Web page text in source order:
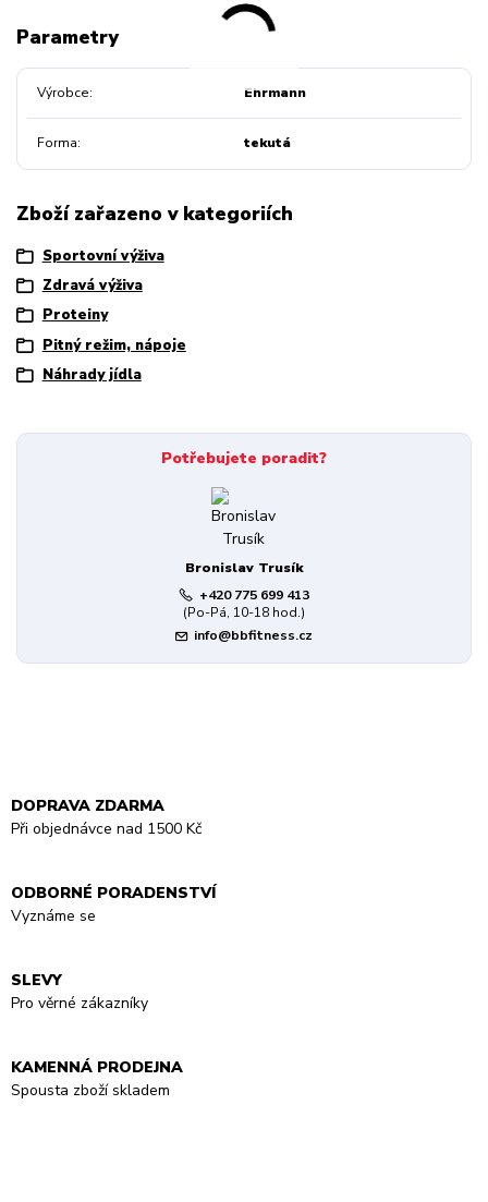
Parametry
Výrobce Ehrmann
Forma tekutá
Zboží zařazeno v kategoriích
Sportovní výživa
Zdravá výživa
Proteiny
Pitný režim, nápoje
Náhrady jídla
Potřebujete poradit?
Bronislav Trusík
+420 775 699 413
(Po-Pá, 10-18 hod.)
info@bbfitness.cz
DOPRAVA ZDARMA
Při objednávce nad 1500 Kč
ODBORNÉ PORADENSTVÍ
Vyznáme se
SLEVY
Pro věrné zákazníky
KAMENNÁ PRODEJNA
Spousta zboží skladem